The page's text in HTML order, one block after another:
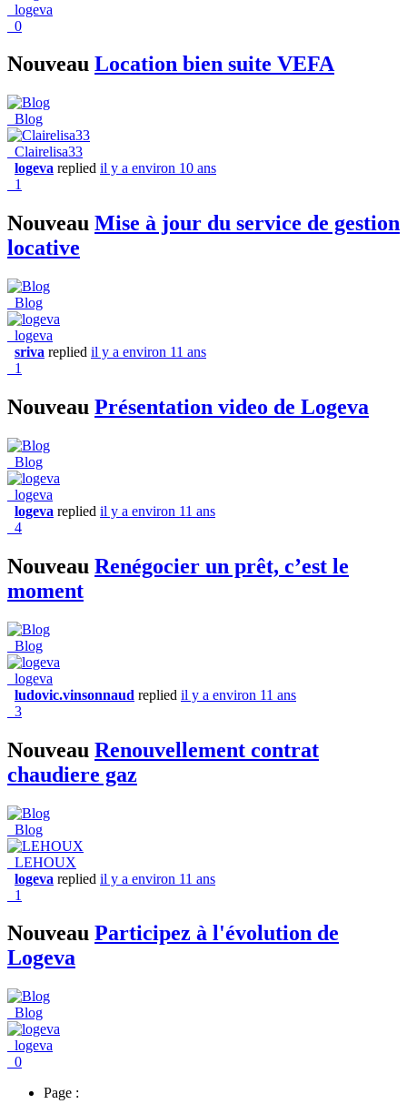
logeva
0
Nouveau Location bien suite VEFA
Blog
Clairelisa33
logeva replied il y a environ 10 ans
1
Nouveau Mise à jour du service de gestion
locative
Blog
logeva
sriva replied il y a environ 11 ans
1
Nouveau Présentation video de Logeva
Blog
logeva
logeva replied il y a environ 11 ans
4
Nouveau Renégocier un prêt, c’est le
moment
Blog
logeva
ludovic.vinsonnaud replied il y a environ 11 ans
3
Nouveau Renouvellement contrat
chaudiere gaz
Blog
LEHOUX
logeva replied il y a environ 11 ans
1
Nouveau Participez à l'évolution de
Logeva
Blog
logeva
0
Page :